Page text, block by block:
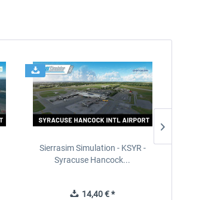
Sierrasim Simulation - KSYR -
Syracuse Hancock...
14,40 € *